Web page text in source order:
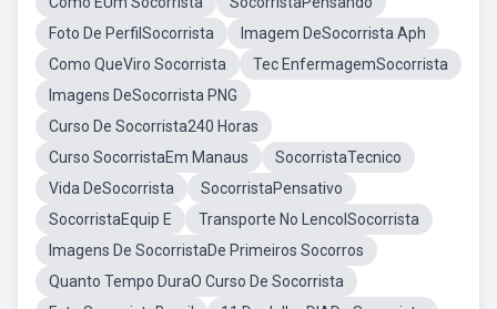
Foto De PerfilSocorrista
Imagem DeSocorrista Aph
Como QueViro Socorrista
Tec EnfermagemSocorrista
Imagens DeSocorrista PNG
Curso De Socorrista240 Horas
Curso SocorristaEm Manaus
SocorristaTecnico
Vida DeSocorrista
SocorristaPensativo
SocorristaEquip E
Transporte No LencolSocorrista
Imagens De SocorristaDe Primeiros Socorros
Quanto Tempo DuraO Curso De Socorrista